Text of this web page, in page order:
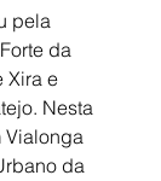
pela
da
Xira e
Nesta
Vialonga
da